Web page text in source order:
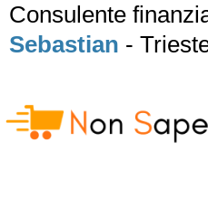
Consulente
Sebastian -